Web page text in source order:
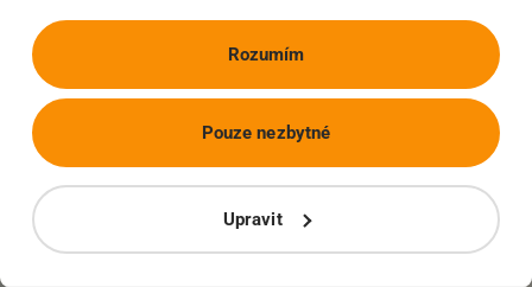
Rozumím
Upravit
Pouze nezbytné